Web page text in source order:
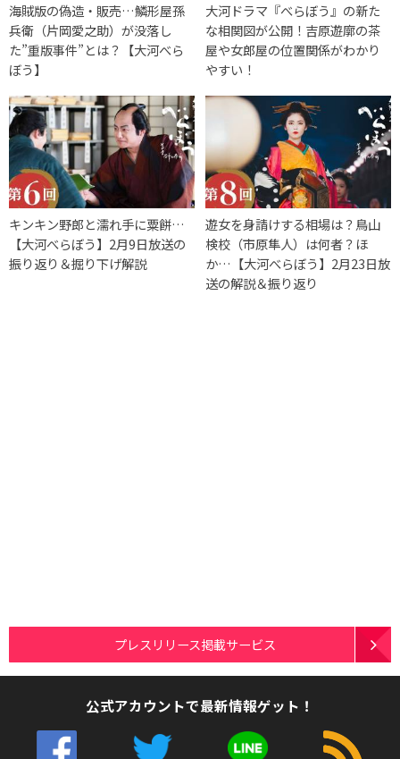
海賊版の偽造・販売…鱗形屋孫
兵衛（片岡愛之助）が没落し
た”重版事件”とは？【大河べら
ぼう】
大河ドラマ『べらぼう』の新た
な相関図が公開！吉原遊廓の茶
屋や女郎屋の位置関係がわかり
やすい！
キンキン野郎と濡れ手に粟餅…
【大河べらぼう】2月9日放送の
振り返り＆掘り下げ解説
遊女を身請けする相場は？鳥山
検校（市原隼人）は何者？ほ
か…【大河べらぼう】2月23日放
送の解説＆振り返り
プレスリリース掲載サービス
公式アカウントで最新情報ゲット！